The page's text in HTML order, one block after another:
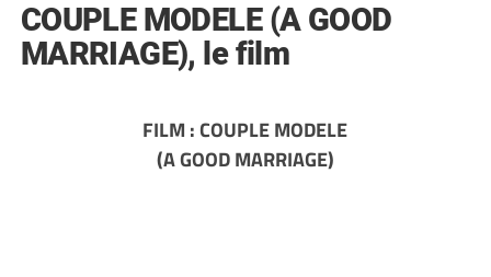
COUPLE MODELE (A GOOD
MARRIAGE), le film
FILM : COUPLE MODELE
(A GOOD MARRIAGE)